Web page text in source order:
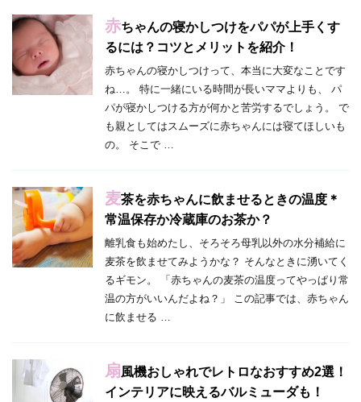
赤ちゃんの寝かしつけをパパが上手くす
るには？コツとメリットを紹介！
赤ちゃんの寝かしつけって、本当に大変なことです
ね…。 特に一緒にいる時間が長いママよりも、 パ
パが寝かしつける方が何かと苦労するでしょう。 で
も親としてはスムーズに赤ちゃんには寝てほしいも
の。 そこで …
麦茶を赤ちゃんに飲ませるときの温度＊
常温保存か冷蔵庫のお茶か？
離乳食も始めたし、そろそろ母乳以外の水分補給に
麦茶を飲ませてみようかな？ そんなときに湧いてく
るギモン。 「赤ちゃんの麦茶の温度ってやっぱり常
温の方がいいんだよね？」 この記事では、赤ちゃん
に飲ませる …
扇風機おしゃれでレトロなおすすめ2選！
インテリアに映えるバルミューダも！